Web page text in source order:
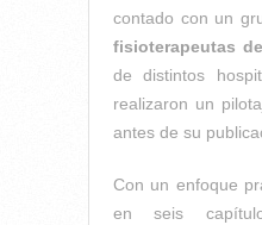
contado con un
fisioterapeutas
de distintos
realizaron un
antes de su
Con un enfoque
en seis